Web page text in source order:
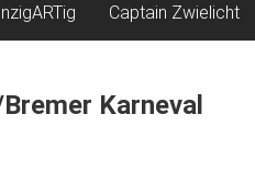
Captain Zwielicht
Karneval